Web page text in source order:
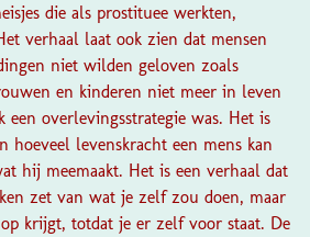
die als prostituee werkten,
verhaal laat ook zien dat mensen
niet wilden geloven zoals
en kinderen niet meer in leven
een overlevingsstrategie was. Het is
hoeveel levenskracht een mens kan
hij meemaakt. Het is een verhaal dat
zet van wat je zelf zou doen, maar
krijgt, totdat je er zelf voor staat. De